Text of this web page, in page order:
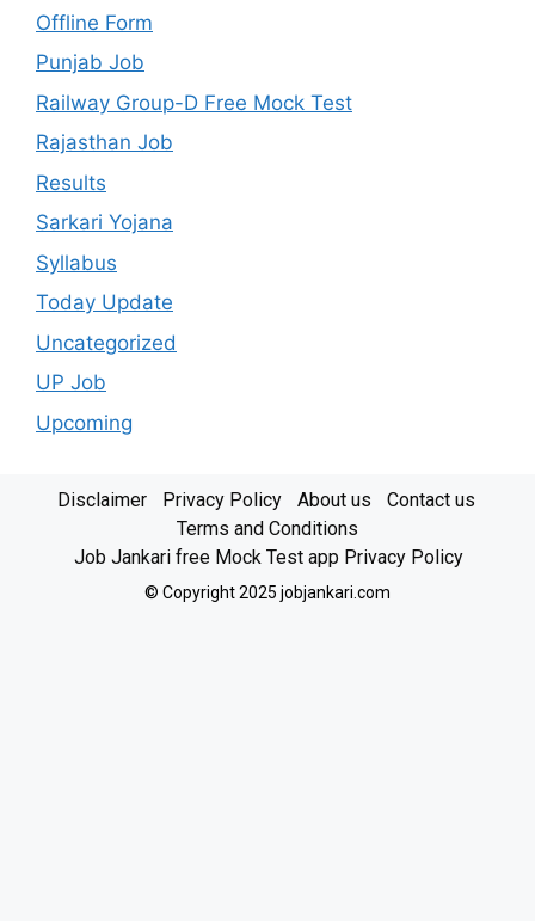
Offline Form
Punjab Job
Railway Group-D Free Mock Test
Rajasthan Job
Results
Sarkari Yojana
Syllabus
Today Update
Uncategorized
UP Job
Upcoming
Disclaimer Privacy Policy About us
Contact us
Terms and Conditions
Job Jankari free Mock Test app Privacy Policy
© Copyright 2025 jobjankari.com